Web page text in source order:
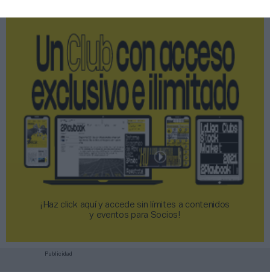
¡Haz click aquí y accede sin límites a contenidos
y eventos para Socios!​​​​​​​
Publicidad